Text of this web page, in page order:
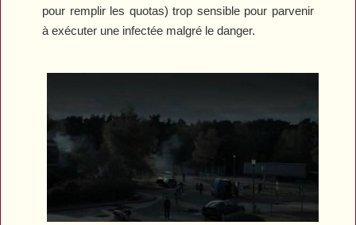
pour remplir les quotas) trop sensible pour parvenir
à exécuter une infectée malgré le danger.